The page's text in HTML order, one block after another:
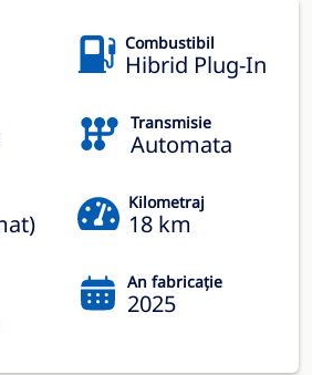
Combustibil
Hibrid Plug-In
Transmisie
Automata
Kilometraj
18 km
An fabricație
2025